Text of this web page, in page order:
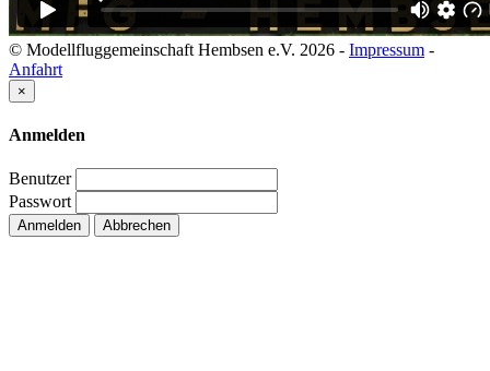
© Modellfluggemeinschaft Hembsen e.V. 2026 - Impressum -
Anfahrt
×
Anmelden
Benutzer
Passwort
Anmelden Abbrechen